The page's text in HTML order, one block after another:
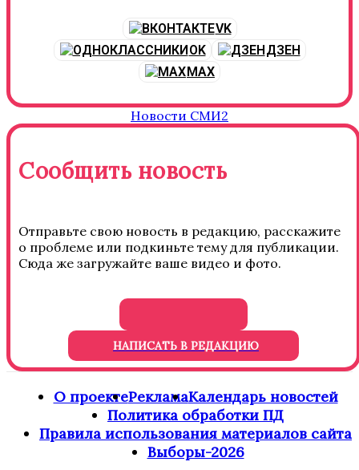
VK
OK
ДЗЕН
MAX
Новости СМИ2
Сообщить новость
Отправьте свою новость в редакцию, расскажите
о проблеме или подкиньте тему для публикации.
Сюда же загружайте ваше видео и фото.
НАПИСАТЬ В РЕДАКЦИЮ
О проектеРекламаКалендарь новостей
Политика обработки ПД
Правила использования материалов сайта
Выборы-2026